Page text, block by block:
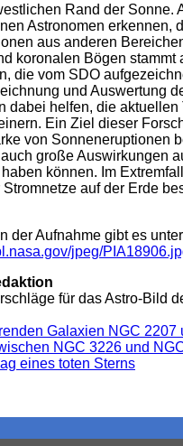
Rand der Sonne.
Astronomen erkennen,
aus anderen
koronalen Bögen stammt
die vom SDO
und Auswertung
dabei helfen, die aktuellen
Ein Ziel dieser
von Sonneneruptionen
große Auswirkungen
können. Im
auf der Erde
der Aufnahme gibt es
jpeg/
für das Astro-Bild
Galaxien NGC 2207
NGC 3226 und
eines toten Sterns